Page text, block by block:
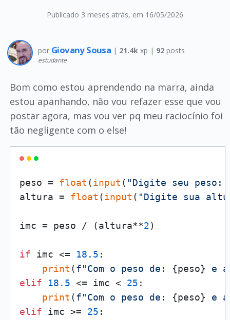
Publicado 3 meses atrás, em 16/05/2026
por Giovany Sousa | 21.4k xp | 92posts
estudante
Bom como estou aprendendo na marra, ainda
estou apanhando, não vou refazer esse que vou
postar agora, mas vou ver pq meu raciocínio foi
tão negligente com o else!
peso = float (input ( "Digite seu peso:
altura = float (input ( "Digite sua
imc = peso / (altura**2)
if imc <= 18.5 :
print (f"Com o peso de: {peso} e
elif
18.5 <= imc < 25 :
print (f"Com o peso de: {peso} e
elif imc >= 25 :